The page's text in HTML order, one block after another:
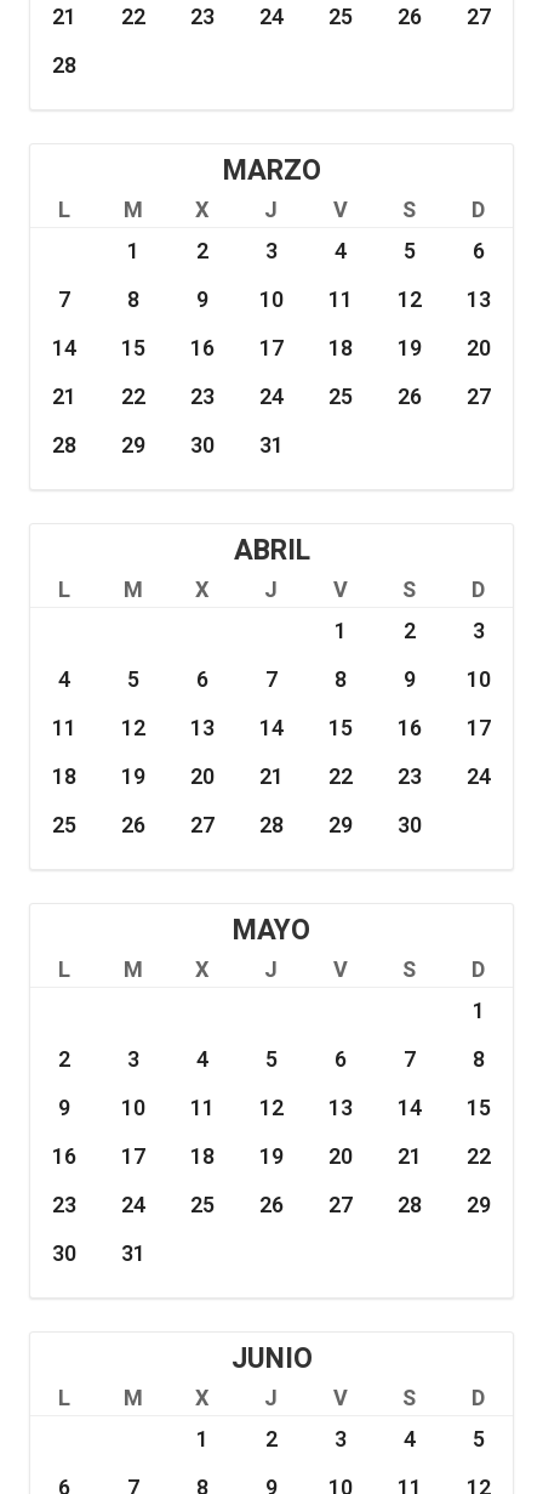
21
22 23 24 25 26
27
28
MARZO
L M X J V S
D
1
2 3 4 5
6
7
8 9 10 11 12
13
14
15 16 17 18 19
20
21
22 23 24 25 26
27
28
29 30 31
ABRIL
L M X J V S
D
1
2
3
4
5 6 7 8 9
10
11
12 13 14 15 16
17
18
19 20 21 22 23
24
25
26 27 28 29 30
MAYO
L M X J V S
D
1
2
3 4 5 6 7
8
9
10 11 12 13 14
15
16
17 18 19 20 21
22
23
24 25 26 27 28
29
30
31
JUNIO
L M X J V S
D
1
2 3 4
5